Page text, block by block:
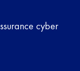
cyber